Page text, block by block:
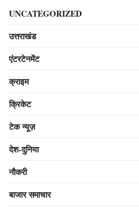
UNCATEGORIZED
उत्तराखंड
एंटरटेनमेंट
क्राइम
क्रिकेट
टेक न्यूज़
देश-दुनिया
नौकरी
बाजार समाचार